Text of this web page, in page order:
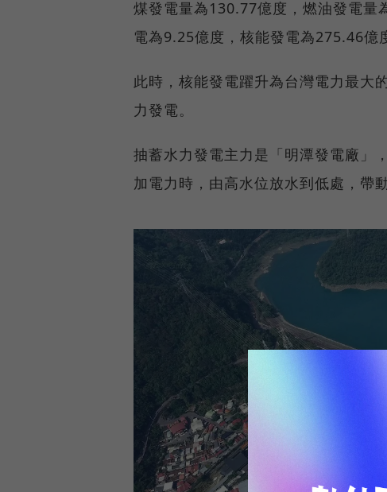
煤發電量為130.77億度，燃油發電量
電為9.25億度，核能發電為275.46億
此時，核能發電躍升為台灣電力最大
力發電。
抽蓄水力發電主力是「明潭發電廠」
加電力時，由高水位放水到低處，帶